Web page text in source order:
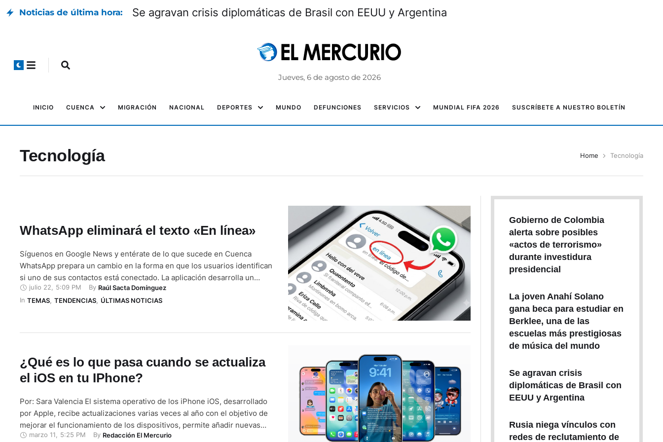
Noticias de última hora: Se agravan crisis diplomáticas de Brasil con EEUU y Argentina
Jueves, 6 de agosto de 2026
INICIO CUENCA MIGRACIÓN NACIONAL DEPORTES MUNDO DEFUNCIONES SERVICIOS MUNDIAL FIFA 2026 SUSCRÍBETE A NUESTRO BOLETÍN
Tecnología Home Tecnología
WhatsApp eliminará el texto «En línea»
Síguenos en Google News y entérate de lo que sucede en Cuenca
WhatsApp prepara un cambio en la forma en que los usuarios identifican
si uno de sus contactos está conectado. La aplicación desarrolla un
nuevo indicador que reemplazará el texto "En línea" por un punto verde,
una modificación que forma parte de la renovación de su interfaz. …
julio 22 5:09 PM By Raúl Sacta Domínguez
In TEMAS, TENDENCIAS, ÚLTIMAS NOTICIAS
¿Qué es lo que pasa cuando se actualiza
el iOS en tu IPhone?
Por: Sara Valencia El sistema operativo de los iPhone iOS, desarrollado
por Apple, recibe actualizaciones varias veces al año con el objetivo de
mejorar el funcionamiento de los dispositivos, permite añadir nuevas
herramientas y corregir errores detectados por los usuarios. La
marzo 11 5:25 PM By Redacción El Mercurio
Gobierno de Colombia
alerta sobre posibles
«actos de terrorismo»
durante investidura
presidencial
La joven Anahí Solano
gana beca para estudiar en
Berklee, una de las
escuelas más prestigiosas
de música del mundo
Se agravan crisis
diplomáticas de Brasil con
EEUU y Argentina
Rusia niega vínculos con
redes de reclutamiento de